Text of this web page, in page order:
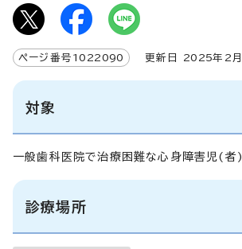
ページ番号 1022090 更新日 2025年2月
対象
一般歯科医院で治療困難な心身障害児(者)
診療場所